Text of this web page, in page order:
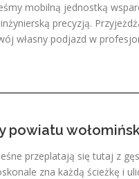
mobilną jednostką
precyzją.
własny podjazd w
powiatu
przeplatają się tutaj z
zna każdą ścieżkę i